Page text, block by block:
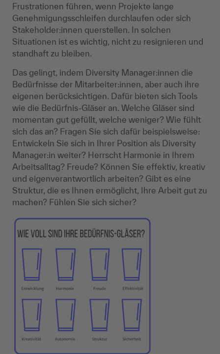
Frustrationen führen, wenn Projekte lange
Genehmigungsschleifen durchlaufen oder sich
Stakeholder:innen querstellen. In solchen
Situationen ist es wichtig, nicht zu resignieren und
standhaft zu bleiben.
Das gelingt, indem Diversity Manager:innen die
Bedürfnisse der Mitarbeiter:innen, aber auch ihre
eigenen berücksichtigen. Dafür bieten sich Tools
wie die Bedürfnis-Gläser an. Welche Gläser sind
momentan gut gefüllt, welche weniger? Wie fühlt
sich das an? Fragen Sie sich dafür beispielsweise:
Entwickeln Sie sich in Ihrer Position als Diversity
Manager:in weiter? Herrscht Harmonie in Ihrem
Arbeitsalltag? Freude? Können Sie effektiv, kreativ
und eigenverantwortlich arbeiten? Gibt es eine
Struktur, die es Ihnen ermöglicht, Ihre Arbeit gut zu
machen? Fühlen Sie sich sicher?